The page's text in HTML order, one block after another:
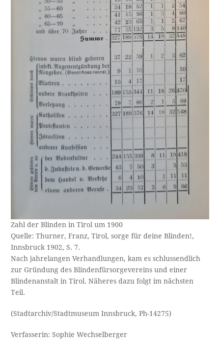
Zahl der Blinden in Tirol um 1900
Quelle: Thurner, Franz, Tirol, sorge für deine Blinden!,
Innsbruck 1902, S. 7.
Nach jahrelangen Verhandlungen, kam es schlussendlich
zur Gründung des Blindenfürsorgevereins und einer
Blindenanstalt in Tirol. Näheres dazu folgt im nächsten
Teil.
(Stadtarchiv/Stadtmuseum Innsbruck, Ph-14275)
Verfasserin: Sophie Wechselberger